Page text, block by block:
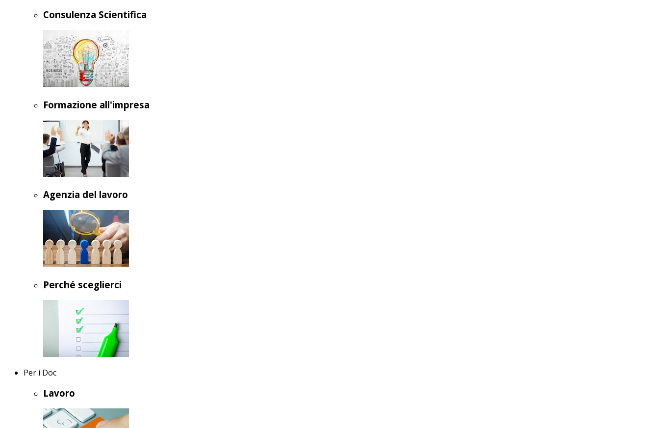
Consulenza Scientifica
Formazione all'impresa
Agenzia del lavoro
Perché sceglierci
Per i Doc
Lavoro